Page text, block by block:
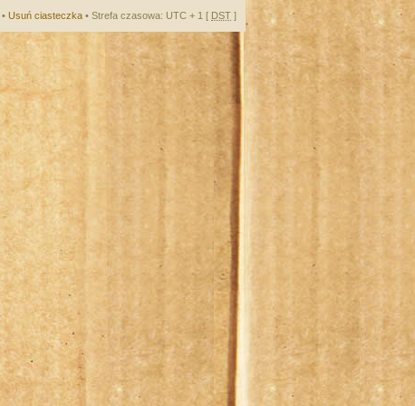
• Usuń ciasteczka • Strefa czasowa: UTC + 1 [ DST ]